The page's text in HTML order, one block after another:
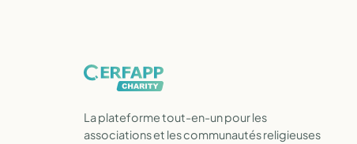
La plateforme tout-en-un pour les
associations et les communautés religieuses